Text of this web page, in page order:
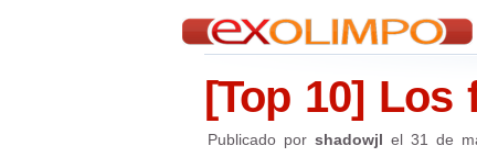
[Top 10] Los
Publicado por shadowjl el 31 de